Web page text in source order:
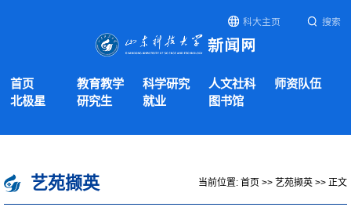
科大主页 搜索
首页 教育教学 科学研究 人文社科
师资队伍
北极星
研究生 就业 图书馆
艺苑撷英 当前位置: 首页 >> 艺苑撷英 >> 正文